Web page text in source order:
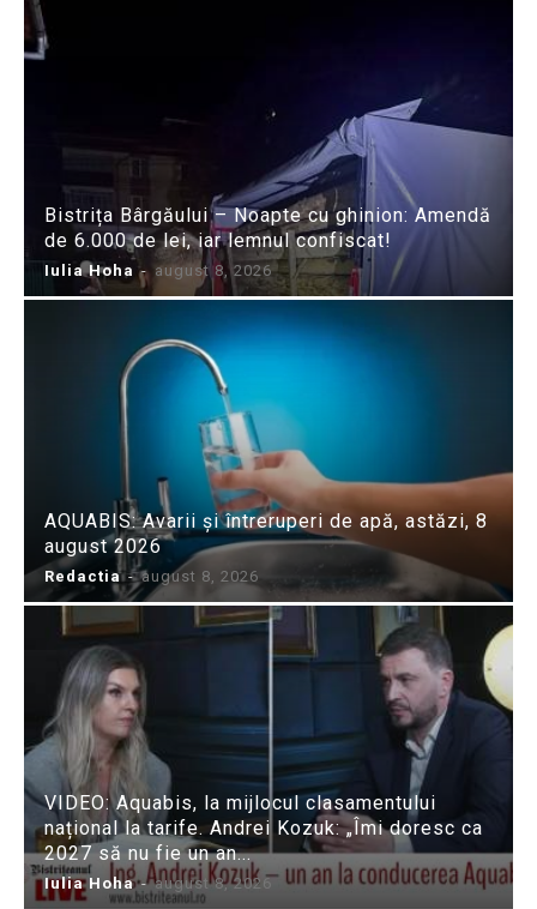
Bistrița Bârgăului – Noapte cu ghinion: Amendă
de 6.000 de lei, iar lemnul confiscat!
Iulia Hoha - august 8, 2026
AQUABIS: Avarii și întreruperi de apă, astăzi, 8
august 2026
Redactia - august 8, 2026
VIDEO: Aquabis, la mijlocul clasamentului
național la tarife. Andrei Kozuk: „Îmi doresc ca
2027 să nu fie un an...
Iulia Hoha - august 8, 2026